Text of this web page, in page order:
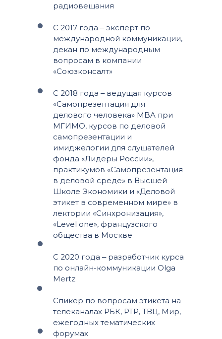
радиовещания
С 2017 года ‒ эксперт по
международной коммуникации,
декан по международным
вопросам в компании
«Союзконсалт»
С 2018 года ‒ ведущая курсов
«Самопрезентация для
делового человека» MBA при
МГИМО, курсов по деловой
самопрезентации и
имиджелогии для слушателей
фонда «Лидеры России»,
практикумов «Самопрезентация
в деловой среде» в Высшей
Школе Экономики и «Деловой
этикет в современном мире» в
лектории «Синхронизация»,
«Level one», французского
общества в Москве
С 2020 года ‒ разработчик курса
по онлайн-коммуникации Olga
Mertz
Спикер по вопросам этикета на
телеканалах РБК, РТР, ТВЦ, Мир,
ежегодных тематических
форумах